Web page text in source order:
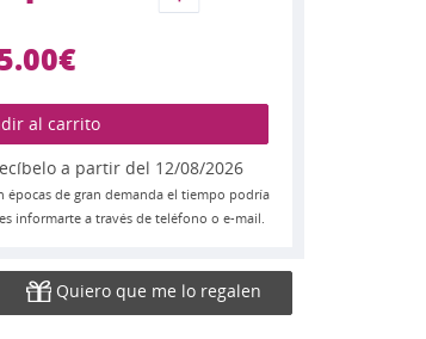
al carrito
a partir del 12/08/2026
épocas de gran demanda el tiempo podría
informarte a través de teléfono o e-mail.
Quiero que me lo regalen